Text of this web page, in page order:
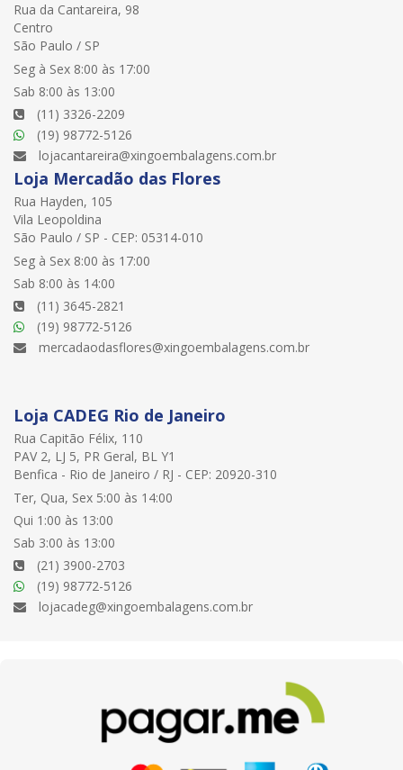
Rua da Cantareira, 98
Centro
São Paulo / SP
Seg à Sex 8:00 às 17:00
Sab 8:00 às 13:00
(11) 3326-2209
(19) 98772-5126
lojacantareira@xingoembalagens.com.br
Loja Mercadão das Flores
Rua Hayden, 105
Vila Leopoldina
São Paulo / SP - CEP: 05314-010
Seg à Sex 8:00 às 17:00
Sab 8:00 às 14:00
(11) 3645-2821
(19) 98772-5126
mercadaodasflores@xingoembalagens.com.br
Loja CADEG Rio de Janeiro
Rua Capitão Félix, 110
PAV 2, LJ 5, PR Geral, BL Y1
Benfica - Rio de Janeiro / RJ - CEP: 20920-310
Ter, Qua, Sex 5:00 às 14:00
Qui 1:00 às 13:00
Sab 3:00 às 13:00
(21) 3900-2703
(19) 98772-5126
lojacadeg@xingoembalagens.com.br